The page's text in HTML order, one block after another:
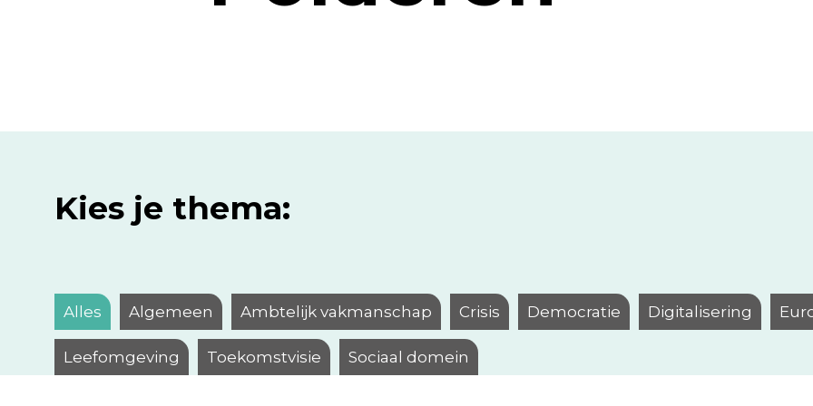
Kies je thema:
Alles Algemeen Ambtelijk vakmanschap Crisis Democratie Digitalisering
Leefomgeving Toekomstvisie Sociaal domein